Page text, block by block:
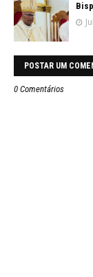
POSTAR UM
0 Comentários